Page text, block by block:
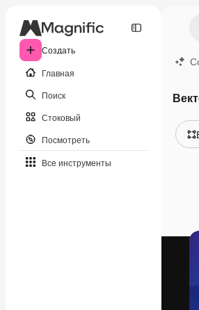
Создать
Главная
Поиск
Стоковый
Посмотреть
Все инструменты
Видео